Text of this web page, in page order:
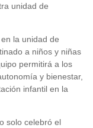
unidad de
la unidad de
a niños y niñas
permitirá a los
y bienestar,
infantil en la
solo celebró el